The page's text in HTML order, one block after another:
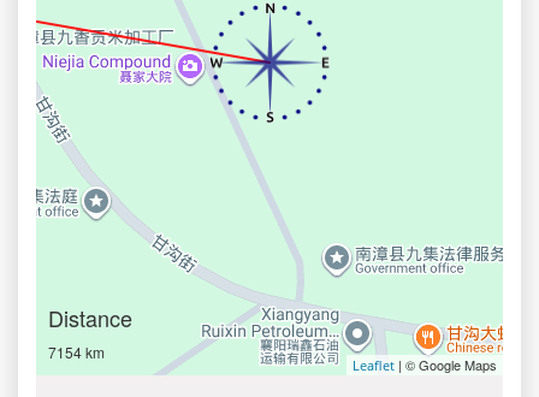
Distance
7154 km
Leaflet | © Google Maps